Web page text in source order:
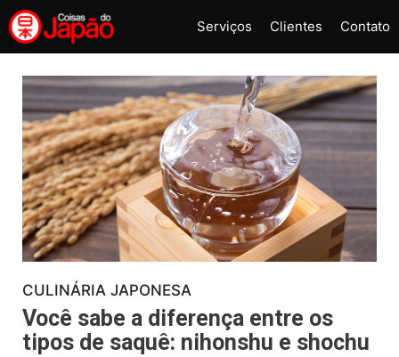
Pular
para
o
conteúdo
Serviços Clientes Contato
CULINÁRIA JAPONESA
Você sabe a diferença entre os
tipos de saquê: nihonshu e shochu